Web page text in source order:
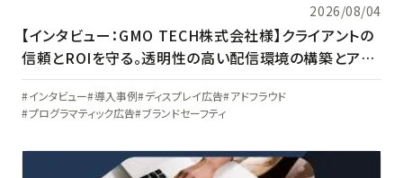
2026/08/04
【インタビュー：GMO TECH株式会社様】クライアントの
信頼とROIを守る。透明性の高い配信環境の構築とアド
ベリフィケーションの現在地
インタビュー 導入事例 ディスプレイ広告 アドフラウド
プログラマティック広告 ブランドセーフティ